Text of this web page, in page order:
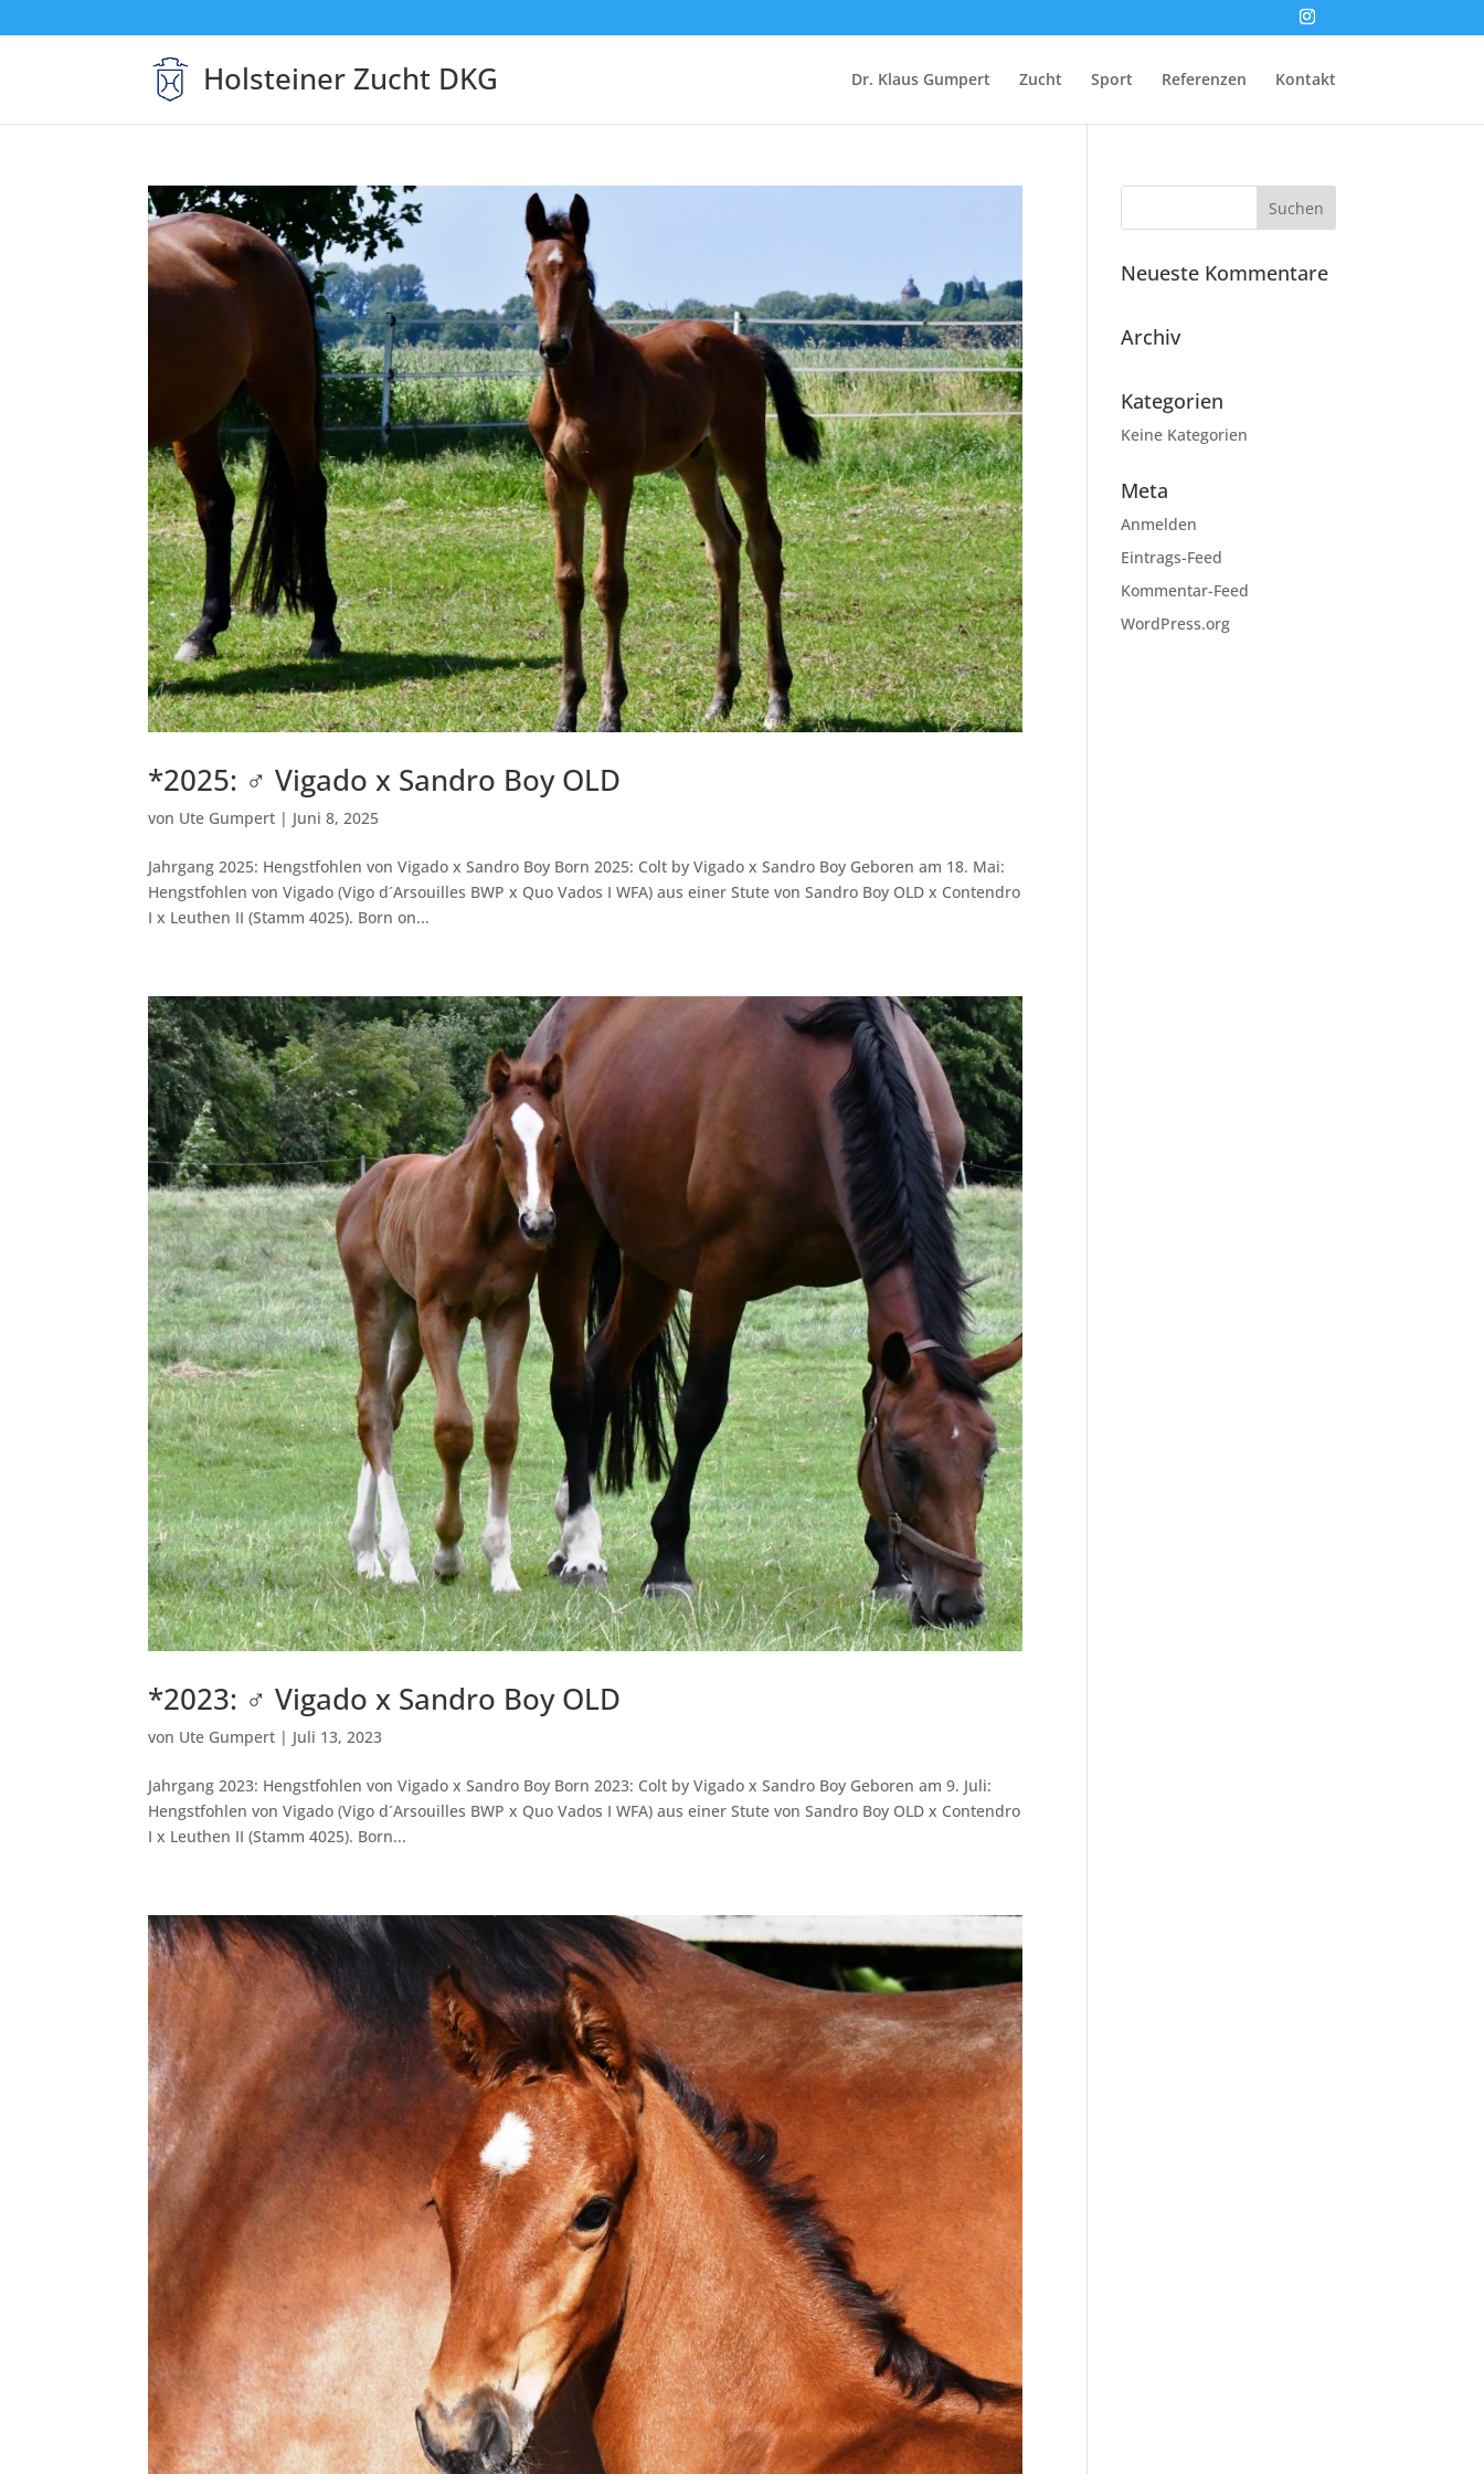
Holsteiner Zucht DKG Dr. Klaus Gumpert Zucht Sport Referenzen Kontakt
*2025: ♂ Vigado x Sandro Boy OLD
von Ute Gumpert | Juni 8, 2025
Jahrgang 2025: Hengstfohlen von Vigado x Sandro Boy Born 2025: Colt by Vigado x Sandro Boy Geboren am 18. Mai:
Hengstfohlen von Vigado (Vigo d´Arsouilles BWP x Quo Vados I WFA) aus einer Stute von Sandro Boy OLD x Contendro
I x Leuthen II (Stamm 4025). Born on...
*2023: ♂ Vigado x Sandro Boy OLD
von Ute Gumpert | Juli 13, 2023
Jahrgang 2023: Hengstfohlen von Vigado x Sandro Boy Born 2023: Colt by Vigado x Sandro Boy Geboren am 9. Juli:
Hengstfohlen von Vigado (Vigo d´Arsouilles BWP x Quo Vados I WFA) aus einer Stute von Sandro Boy OLD x Contendro
I x Leuthen II (Stamm 4025). Born...
Neueste Kommentare
Archiv
Kategorien
Keine Kategorien
Meta
Anmelden
Eintrags-Feed
Kommentar-Feed
WordPress.org